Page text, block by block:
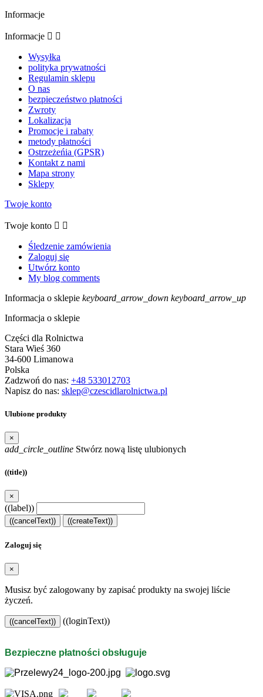
Informacje
Informacje  
Wysyłka
polityka prywatności
Regulamin sklepu
O nas
bezpieczeństwo płatności
Zwroty
Lokalizacja
Promocje i rabaty
metody płatności
Ostrzeżeńia (GPSR)
Kontakt z nami
Mapa strony
Sklepy
Twoje konto
Twoje konto  
Śledzenie zamówienia
Zaloguj się
Utwórz konto
My blog comments
Informacja o sklepie keyboard_arrow_down keyboard_arrow_up
Informacja o sklepie
Części dla Rolnictwa
Stara Wieś 360
34-600 Limanowa
Polska
Zadzwoń do nas: +48 533012703
Napisz do nas: sklep@czescidlarolnictwa.pl
Ulubione produkty
×
add_circle_outline Stwórz nową listę ulubionych
((title))
×
((label))
((cancelText)) ((createText))
Zaloguj się
×
Musisz być zalogowany by zapisać produkty na swojej liście
życzeń.
((cancelText)) ((loginText))
Bezpieczne płatności obsługuje